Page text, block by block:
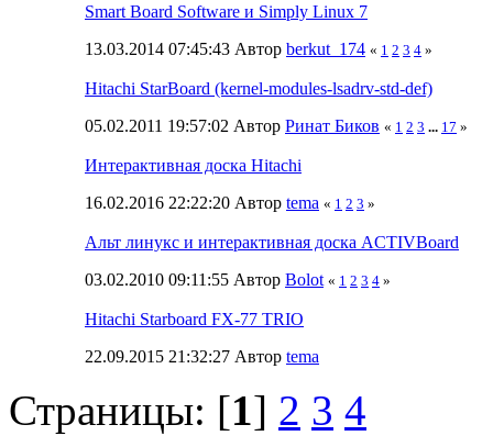
Smart Board Software и Simply Linux 7
13.03.2014 07:45:43 Автор berkut_174 « 1 2 3 4 »
Hitachi StarBoard (kernel-modules-lsadrv-std-def)
05.02.2011 19:57:02 Автор Ринат Биков « 1 2 3 ... 17 »
Интерактивная доска Hitachi
16.02.2016 22:22:20 Автор tema « 1 2 3 »
Альт линукс и интерактивная доска ACTIVBoard
03.02.2010 09:11:55 Автор Bolot « 1 2 3 4 »
Hitachi Starboard FX-77 TRIO
22.09.2015 21:32:27 Автор tema
Страницы: [1] 2 3 4